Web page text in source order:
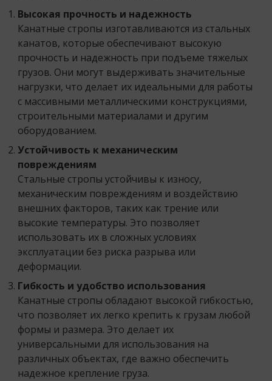
Высокая прочность и надежность
Канатные стропы изготавливаются из стальных
канатов, которые обеспечивают высокую
прочность и надежность при подъеме тяжелых
грузов. Они могут выдерживать значительные
нагрузки, что делает их идеальными для работы
с массивными металлическими конструкциями,
строительными материалами и другим
оборудованием.
Устойчивость к механическим
повреждениям
Стальные стропы устойчивы к износу,
механическим повреждениям и воздействию
внешних факторов, таких как трение или
высокие температуры. Это позволяет
использовать их в сложных условиях
эксплуатации без риска разрыва или
деформации.
Гибкость и удобство использования
Канатные стропы обладают высокой гибкостью,
что позволяет их легко крепить к грузам любой
формы и размера. Это делает их
универсальными для использования на
различных объектах, где важно обеспечить
надежное крепление груза.